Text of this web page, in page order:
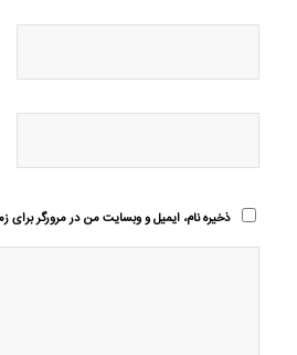
ذخیره نام، ایمیل و وبسایت من در مرورگر برای